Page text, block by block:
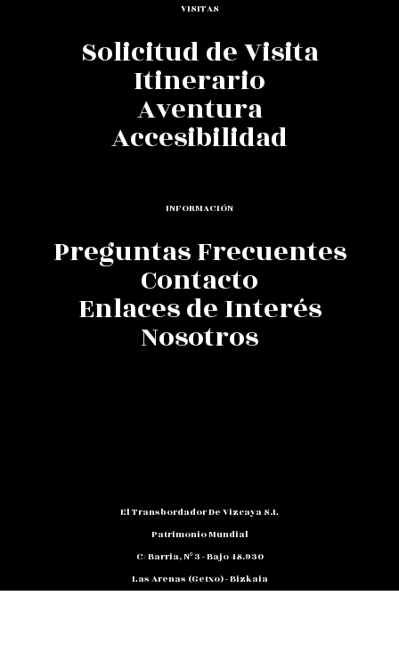
VISITAS
Solicitud de Visita
Itinerario
Aventura
Accesibilidad
INFORMACIÓN
Preguntas Frecuentes
Contacto
Enlaces de Interés
Nosotros
El Transbordador De Vizcaya S.L
Patrimonio Mundial
C/ Barria, Nº 3 - Bajo 48.930
Las Arenas (Getxo) - Bizkaia